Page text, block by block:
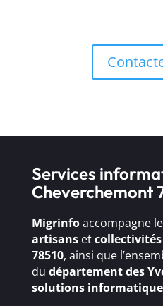
Services
Cheverchemont
Migrinfoaccompagne
artisansetcollectivités
78510, ainsi que
du département des
solutions